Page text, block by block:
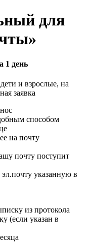
для
1 день
и взрослые, на
заявка
способом
на почту
почту поступит
указанную в
из протокола
(если указан в